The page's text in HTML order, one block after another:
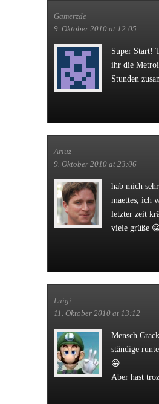
Gamerzde
9. Oktober 2010 at 12:05
Super Start!
ihr die
Stunden
Ariuz
9. Oktober 2010 at 23:06
hab mich
maettes, ich
letzter zeit
viele grüße
Luigi
11. Oktober 2010 at 13:12
Mensch
ständige
😀
Aber hast